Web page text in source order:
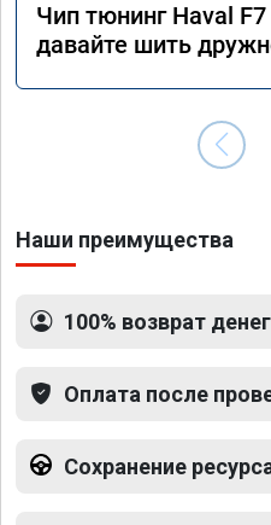
Чип тюнинг Haval
давайте шить
Наши преимущества
100% возврат денег
Оплата после
Сохранение